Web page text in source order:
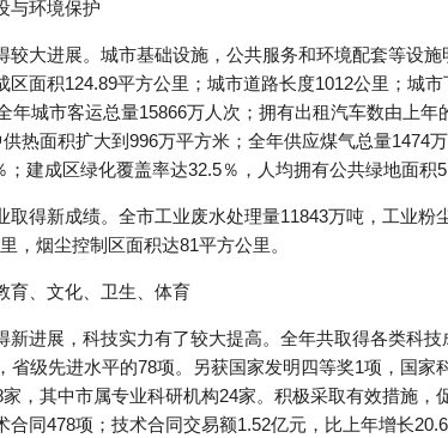
与环境保护
较大进展。城市基础设施，公共服务和环境配套等设
区面积124.89平方公里；城市道路长度1012公里；城
年城市客运总量15866万人次；拥有出租汽车数由上
热面积扩大到996万平方米；全年供应煤气总量1474
；建成区绿化覆盖率达32.5％，人均拥有公共绿地面积
取得新成绩。全市工业废水处理量11843万吨，工业
，烟尘控制区面积达81平方公里。
育、文化、卫生、体育
新进展，科技实力有了较大提高。全年共取得各类科
省级先进水平的78项。另获国家发明四等奖1项，国
，其中市属专业科研机构24家。积极采取有效措施
合同478项；技术合同交易额1.52亿元，比上年增长